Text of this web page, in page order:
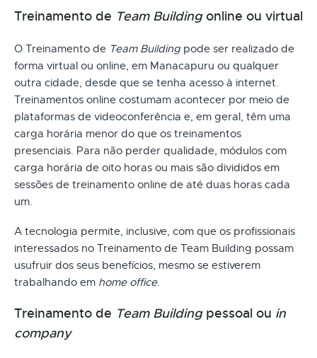
Treinamento de Team Buildingonline ou virtual
O Treinamento de Team Building pode ser realizado de
forma virtual ou online, em Manacapuru ou qualquer
outra cidade, desde que se tenha acesso à internet.
Treinamentos online costumam acontecer por meio de
plataformas de videoconferência e, em geral, têm uma
carga horária menor do que os treinamentos
presenciais. Para não perder qualidade, módulos com
carga horária de oito horas ou mais são divididos em
sessões de treinamento online de até duas horas cada
um.
A tecnologia permite, inclusive, com que os profissionais
interessados no Treinamento de Team Building possam
usufruir dos seus benefícios, mesmo se estiverem
trabalhando em home office.
Treinamento de Team Buildingpessoal ou in
company